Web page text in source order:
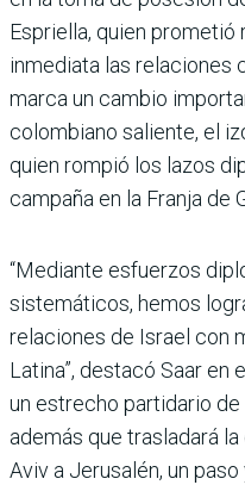
Espriella, quien
inmediata las relaciones
marca un cambio
colombiano saliente, el
quien rompió los lazos
campaña en la Franja de
“Mediante esfuerzos
sistemáticos, hemos
relaciones de Israel con
Latina”, destacó Saar en
un estrecho partidario de
además que trasladará
Aviv a Jerusalén, un